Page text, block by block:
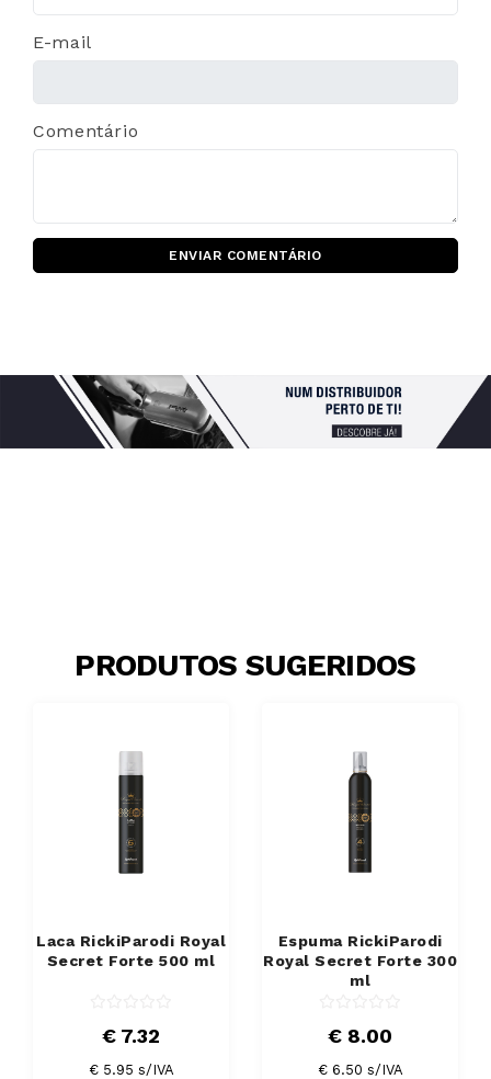
E-mail
Comentário
ENVIAR COMENTÁRIO
PRODUTOS SUGERIDOS
Laca RickiParodi Royal
Secret Forte 500 ml
€ 7.32
€ 5.95 s/IVA
Espuma RickiParodi
Royal Secret Forte 300
ml
€ 8.00
€ 6.50 s/IVA